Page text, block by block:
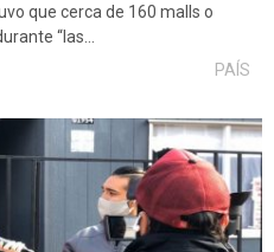
que cerca de 160 malls o
“las…
PAÍS